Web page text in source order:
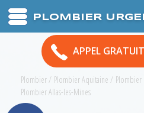
PLOMBIER
APPEL GRATUIT
Plombier/ Plombier Aquitaine / Plombier
Plombier Allas-les-Mines